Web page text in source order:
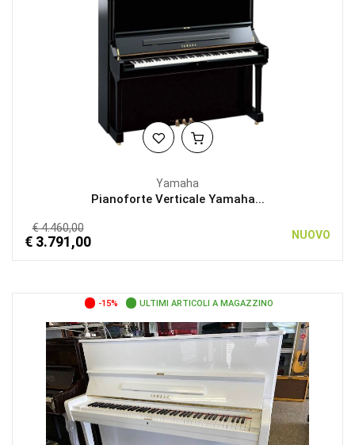
Yamaha
Pianoforte Verticale Yamaha...
€ 4.460,00
€ 3.791,00 NUOVO
-15% ULTIMI ARTICOLI A MAGAZZINO